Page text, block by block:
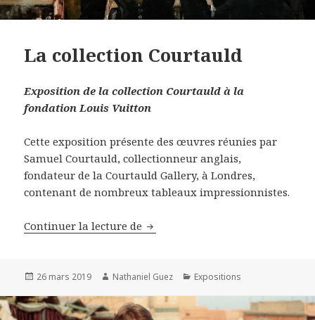
La collection Courtauld
Exposition de la collection Courtauld à la
fondation Louis Vuitton
Cette exposition présente des œuvres réunies par
Samuel Courtauld, collectionneur anglais,
fondateur de la Courtauld Gallery, à Londres,
contenant de nombreux tableaux impressionnistes.
Continuer la lecture de La collection Courtauld
Publié
26 mars 2019 Auteur
Nathaniel Guez Catégories
Expositions